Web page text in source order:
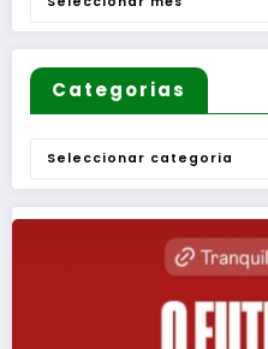
Categorias
Categorias